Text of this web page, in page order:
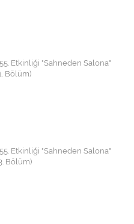
Etkinliği "Sahneden Salona"
Bölüm)
Etkinliği "Sahneden Salona"
Bölüm)